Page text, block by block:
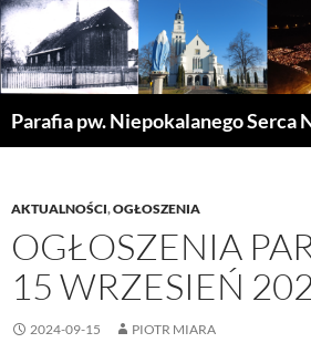
Parafia pw. Niepokalanego Serca
AKTUALNOŚCI,OGŁOSZENIA
OGŁOSZENIA
15 WRZESIEŃ
2024-09-15 PIOTR MIARA